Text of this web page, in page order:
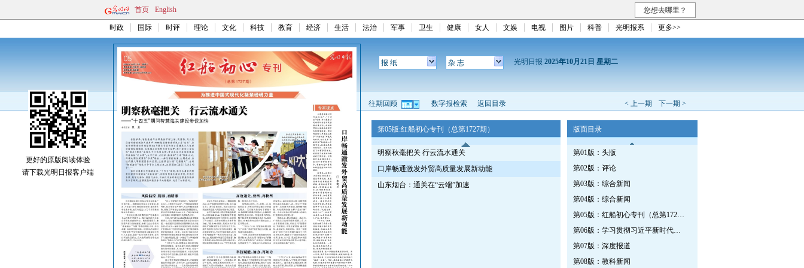
首页 English 您想去哪里？
时政 国际 时评 理论 文化 科技 教育 经济 生活 法治 军事 卫生 健康 女人 文娱 电视 图片 科普 光明报系 更多>>
报 纸 杂 志 光明日报 2025年10月21日 星期二
< 上一期 下一期 >
往期回顾 数字报检索 返回目录
第05版:红船初心专刊（总第1727期）
明察秋毫把关 行云流水通关
口岸畅通激发外贸高质量发展新动能
山东烟台：通关在“云端”加速
版面目录
第01版：头版
第02版：评论
第03版：综合新闻
第04版：综合新闻
第05版：红船初心专刊（总第1727期）
第06版：学习贯彻习近平新时代中国特色社会主义思想专刊
第07版：深度报道
第08版：教科新闻
更好的原版阅读体验
请下载光明日报客户端